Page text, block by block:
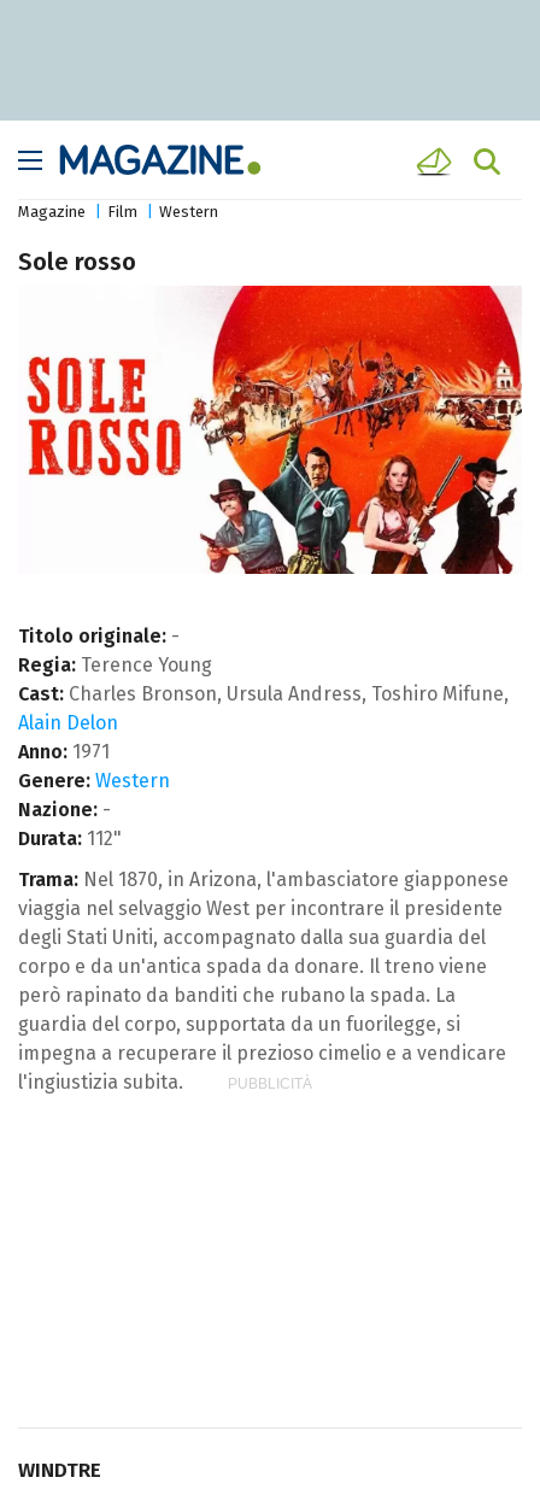
Magazine Film Western
Sole rosso
Titolo originale: -
Regia: Terence Young
Cast: Charles Bronson, Ursula Andress, Toshiro Mifune,
Alain Delon
Anno: 1971
Genere: Western
Nazione: -
Durata: 112"
Trama: Nel 1870, in Arizona, l'ambasciatore giapponese
viaggia nel selvaggio West per incontrare il presidente
degli Stati Uniti, accompagnato dalla sua guardia del
corpo e da un'antica spada da donare. Il treno viene
però rapinato da banditi che rubano la spada. La
guardia del corpo, supportata da un fuorilegge, si
impegna a recuperare il prezioso cimelio e a vendicare
l'ingiustizia subita.
WINDTRE